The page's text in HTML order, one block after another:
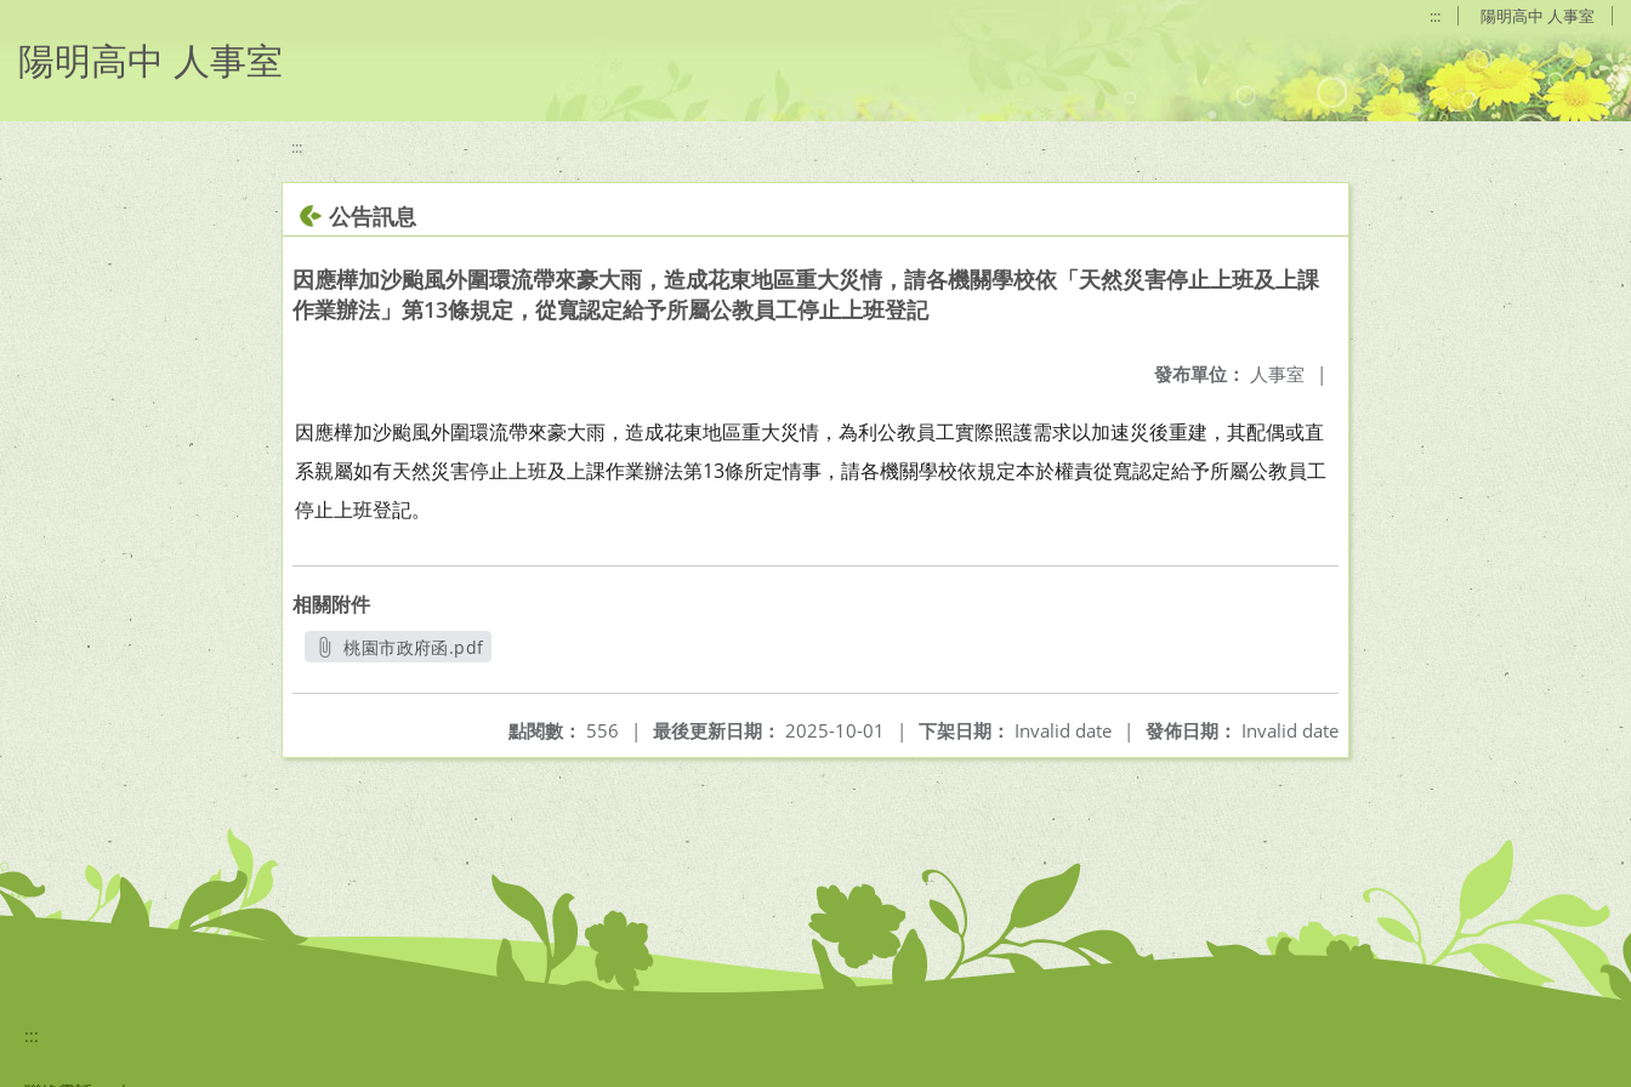
::: 陽明高中 人事室
陽明高中 人事室
:::
公告訊息
因應樺加沙颱風外圍環流帶來豪大雨，造成花東地區重大災情，請各機關學校依「天然災害停止上班及上課
作業辦法」第13條規定，從寬認定給予所屬公教員工停止上班登記
發布單位： 人事室 |
因應樺加沙颱風外圍環流帶來豪大雨，造成花東地區重大災情，為利公教員工實際照護需求以加速災後重建，其配偶或直
系親屬如有天然災害停止上班及上課作業辦法第13條所定情事，請各機關學校依規定本於權責從寬認定給予所屬公教員工
停止上班登記。
相關附件
桃園市政府函.pdf
發佈日期： Invalid date
下架日期： Invalid date |
最後更新日期： 2025-10-01 |
點閱數： 556 |
:::